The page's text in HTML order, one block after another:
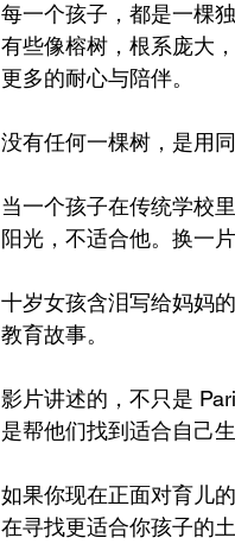
每一个孩子，都是一棵
有些像榕树，根系庞大
更多的耐心与陪伴。
没有任何一棵树，是用
当一个孩子在传统学校
阳光，不适合他。换一
十岁女孩含泪写给妈妈
教育故事。
影片讲述的，不只是
是帮他们找到适合自己生
如果你现在正面对育儿
在寻找更适合你孩子的土